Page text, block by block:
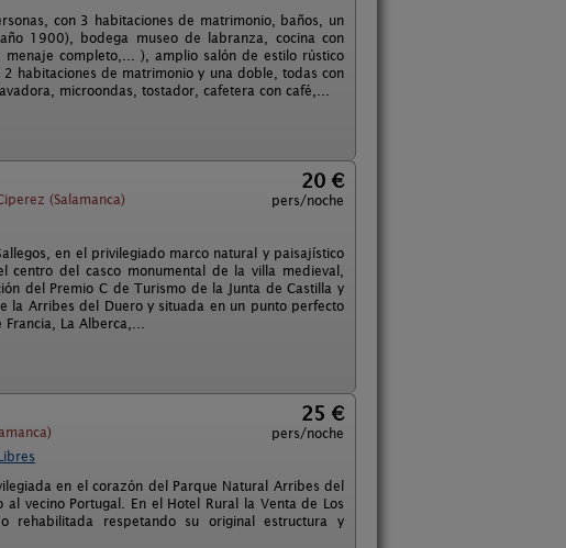
con 3 habitaciones de matrimonio, baños, un
1900), bodega museo de labranza, cocina con
completo,... ), amplio salón de estilo rústico
habitaciones de matrimonio y una doble, todas con
microondas, tostador, cafetera con café,...
(Salamanca)
20 €
pers/noche
en el privilegiado marco natural y paisajístico
del casco monumental de la villa medieval,
del Premio C de Turismo de la Junta de Castilla y
la Arribes del Duero y situada en un punto perfecto
La Alberca,...
25 €
pers/noche
en el corazón del Parque Natural Arribes del
vecino Portugal. En el Hotel Rural la Venta de Los
rehabilitada respetando su original estructura y